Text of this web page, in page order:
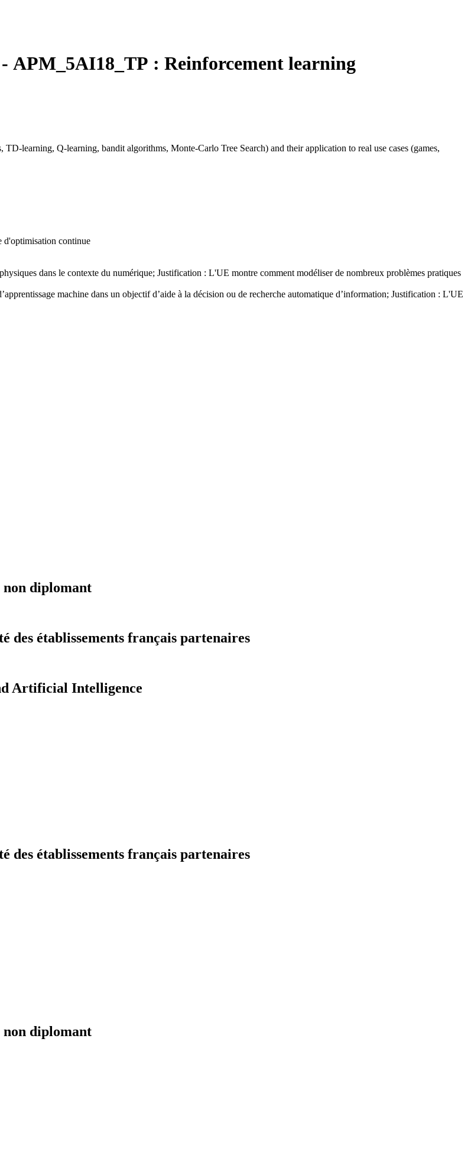
- APM_5AI18_TP : Reinforcement learning
learning, Q-learning, bandit algorithms, Monte-Carlo Tree Search) and their application to real use cases (games,
d'optimisation continue
dans le contexte du numérique; Justification : L'UE montre comment modéliser de nombreux problèmes pratiques
machine dans un objectif d’aide à la décision ou de recherche automatique d’information; Justification : L'UE
diplomant
des établissements français partenaires
Artificial Intelligence
des établissements français partenaires
diplomant